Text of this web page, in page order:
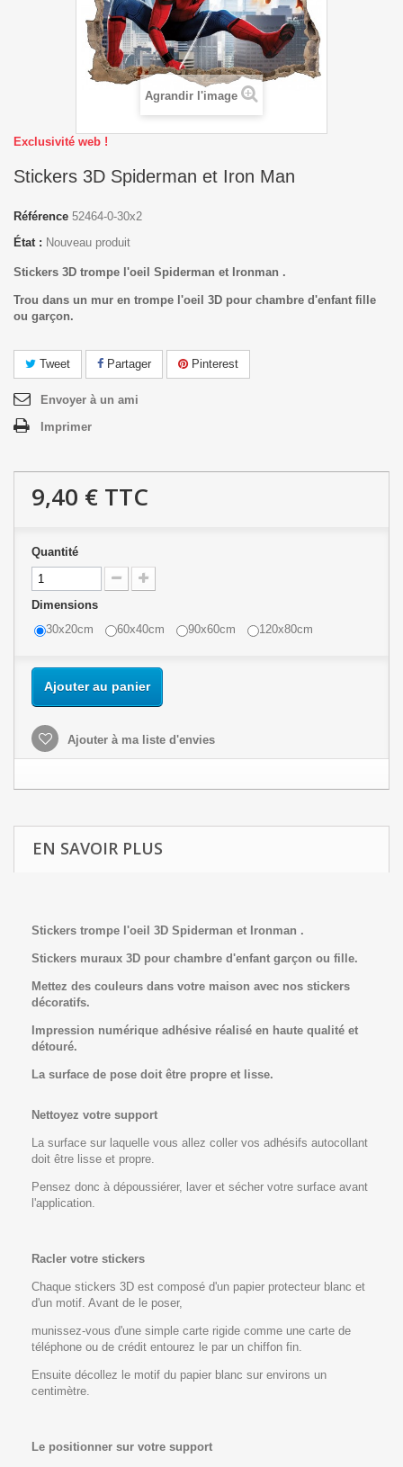
Agrandir l'image
Exclusivité web !
Stickers 3D Spiderman et Iron Man
Référence 52464-0-30x2
État : Nouveau produit
Stickers 3D trompe l'oeil Spiderman et Ironman .
Trou dans un mur en trompe l'oeil 3D pour chambre d'enfant fille
ou garçon.
Tweet Partager Pinterest
Envoyer à un ami
Imprimer
9,40 € TTC
Quantité
Dimensions
30x20cm
60x40cm 90x60cm 120x80cm
Ajouter au panier
Ajouter à ma liste d'envies
EN SAVOIR PLUS
Stickers trompe l'oeil 3D Spiderman et Ironman .
Stickers muraux 3D pour chambre d'enfant garçon ou fille.
Mettez des couleurs dans votre maison avec nos stickers
décoratifs.
Impression numérique adhésive réalisé en haute qualité et
détouré.
La surface de pose doit être propre et lisse.
Nettoyez votre support
La surface sur laquelle vous allez coller vos adhésifs autocollant
doit être lisse et propre.
Pensez donc à dépoussiérer, laver et sécher votre surface avant
l'application.
Racler votre stickers
Chaque stickers 3D est composé d'un papier protecteur blanc et
d'un motif. Avant de le poser,
munissez-vous d'une simple carte rigide comme une carte de
téléphone ou de crédit entourez le par un chiffon fin.
Ensuite décollez le motif du papier blanc sur environs un
centimètre.
Le positionner sur votre support